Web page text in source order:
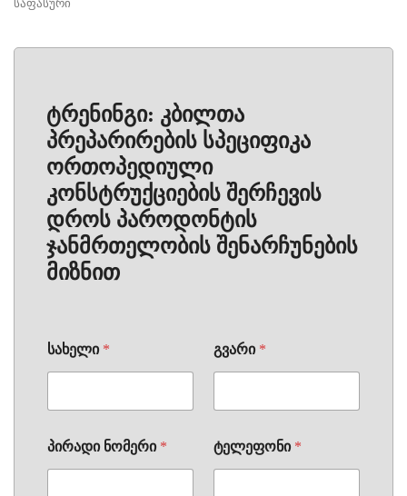
საფასური
ტრენინგი: კბილთა
პრეპარირების სპეციფიკა
ორთოპედიული
კონსტრუქციების შერჩევის
დროს პაროდონტის
ჯანმრთელობის შენარჩუნების
მიზნით
სახელი * გვარი *
პირადი ნომერი * ტელეფონი *